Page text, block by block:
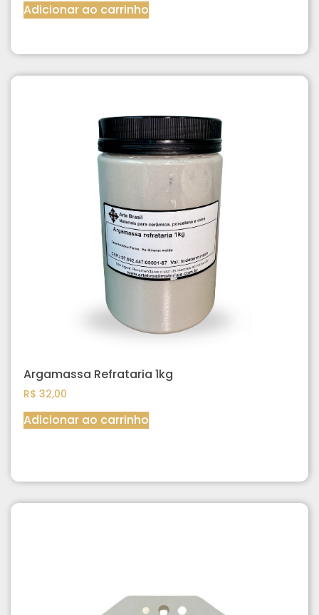
Adicionar ao carrinho
Argamassa Refrataria 1kg
R$ 32,00
Adicionar ao carrinho